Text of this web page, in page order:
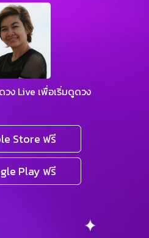
ง Live เพื่อเริ่มดูดวง
Store ฟรี
Play ฟรี